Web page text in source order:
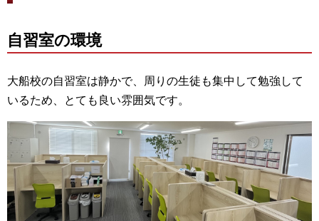
自習室の環境
大船校の自習室は静かで、周りの生徒も集中して勉強して
いるため、とても良い雰囲気です。